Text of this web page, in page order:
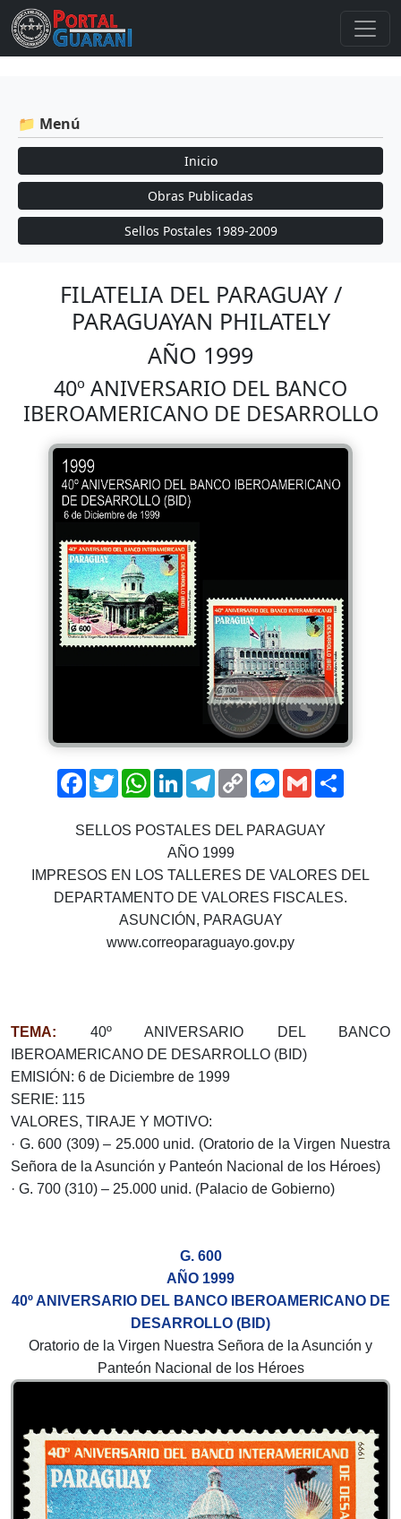
📁 Menú
Inicio
Obras Publicadas
Sellos Postales 1989-2009
FILATELIA DEL PARAGUAY /
PARAGUAYAN PHILATELY
AÑO 1999
40º ANIVERSARIO DEL BANCO
IBEROAMERICANO DE DESARROLLO
Facebook
TwitterWhatsApp
LinkedInTelegram
Copy
Link
Messenger
Gmail
SELLOS POSTALES DEL PARAGUAY
AÑO 1999
IMPRESOS EN LOS TALLERES DE VALORES DEL
DEPARTAMENTO DE VALORES FISCALES.
ASUNCIÓN, PARAGUAY
www.correoparaguayo.gov.py
TEMA: 40º ANIVERSARIO DEL BANCO
IBEROAMERICANO DE DESARROLLO (BID)
EMISIÓN: 6 de Diciembre de 1999
SERIE: 115
VALORES, TIRAJE Y MOTIVO:
· G. 600 (309) – 25.000 unid. (Oratorio de la Virgen Nuestra
Señora de la Asunción y Panteón Nacional de los Héroes)
· G. 700 (310) – 25.000 unid. (Palacio de Gobierno)
G. 600
AÑO 1999
40º ANIVERSARIO DEL BANCO IBEROAMERICANO DE
DESARROLLO (BID)
Oratorio de la Virgen Nuestra Señora de la Asunción y
Panteón Nacional de los Héroes